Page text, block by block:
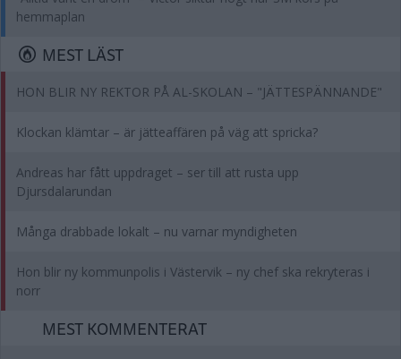
hemmaplan
MEST LÄST
HON BLIR NY REKTOR PÅ AL-SKOLAN – "JÄTTESPÄNNANDE"
Klockan klämtar – är jätteaffären på väg att spricka?
Andreas har fått uppdraget – ser till att rusta upp
Djursdalarundan
Många drabbade lokalt – nu varnar myndigheten
Hon blir ny kommunpolis i Västervik – ny chef ska rekryteras i
norr
MEST KOMMENTERAT